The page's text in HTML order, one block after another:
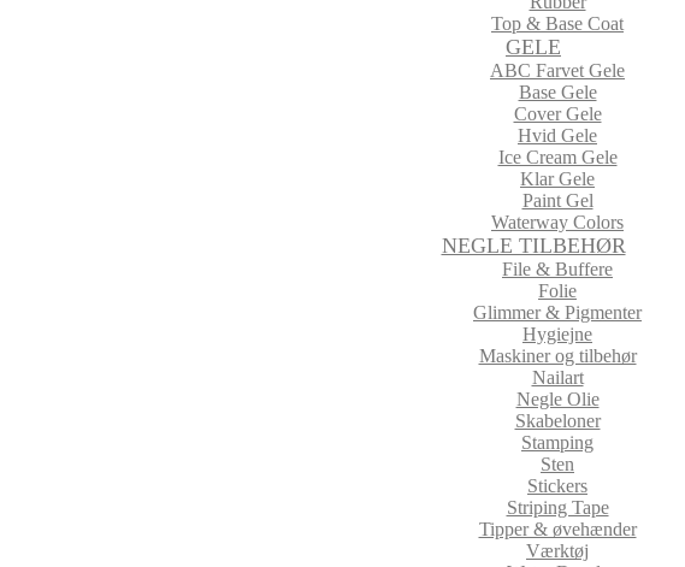
Top & Base Coat
GELE
ABC Farvet Gele
Base Gele
Cover Gele
Hvid Gele
Ice Cream Gele
Klar Gele
Paint Gel
Waterway Colors
NEGLE TILBEHØR
File & Buffere
Folie
Glimmer & Pigmenter
Hygiejne
Maskiner og tilbehør
Nailart
Negle Olie
Skabeloner
Stamping
Sten
Stickers
Striping Tape
Tipper & øvehænder
Værktøj